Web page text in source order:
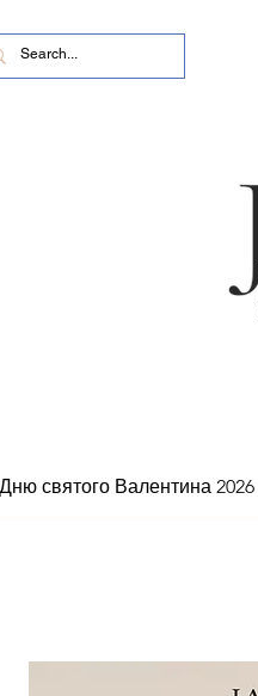
святого Валентина 2026